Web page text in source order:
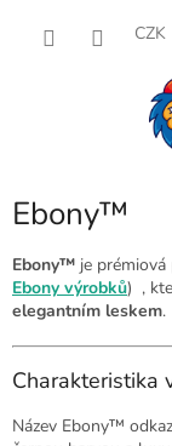
CZK
Ebony™
Ebony™ je
Ebony výrobků) ,
elegantním leskem.
Charakteristika
Název Ebony™